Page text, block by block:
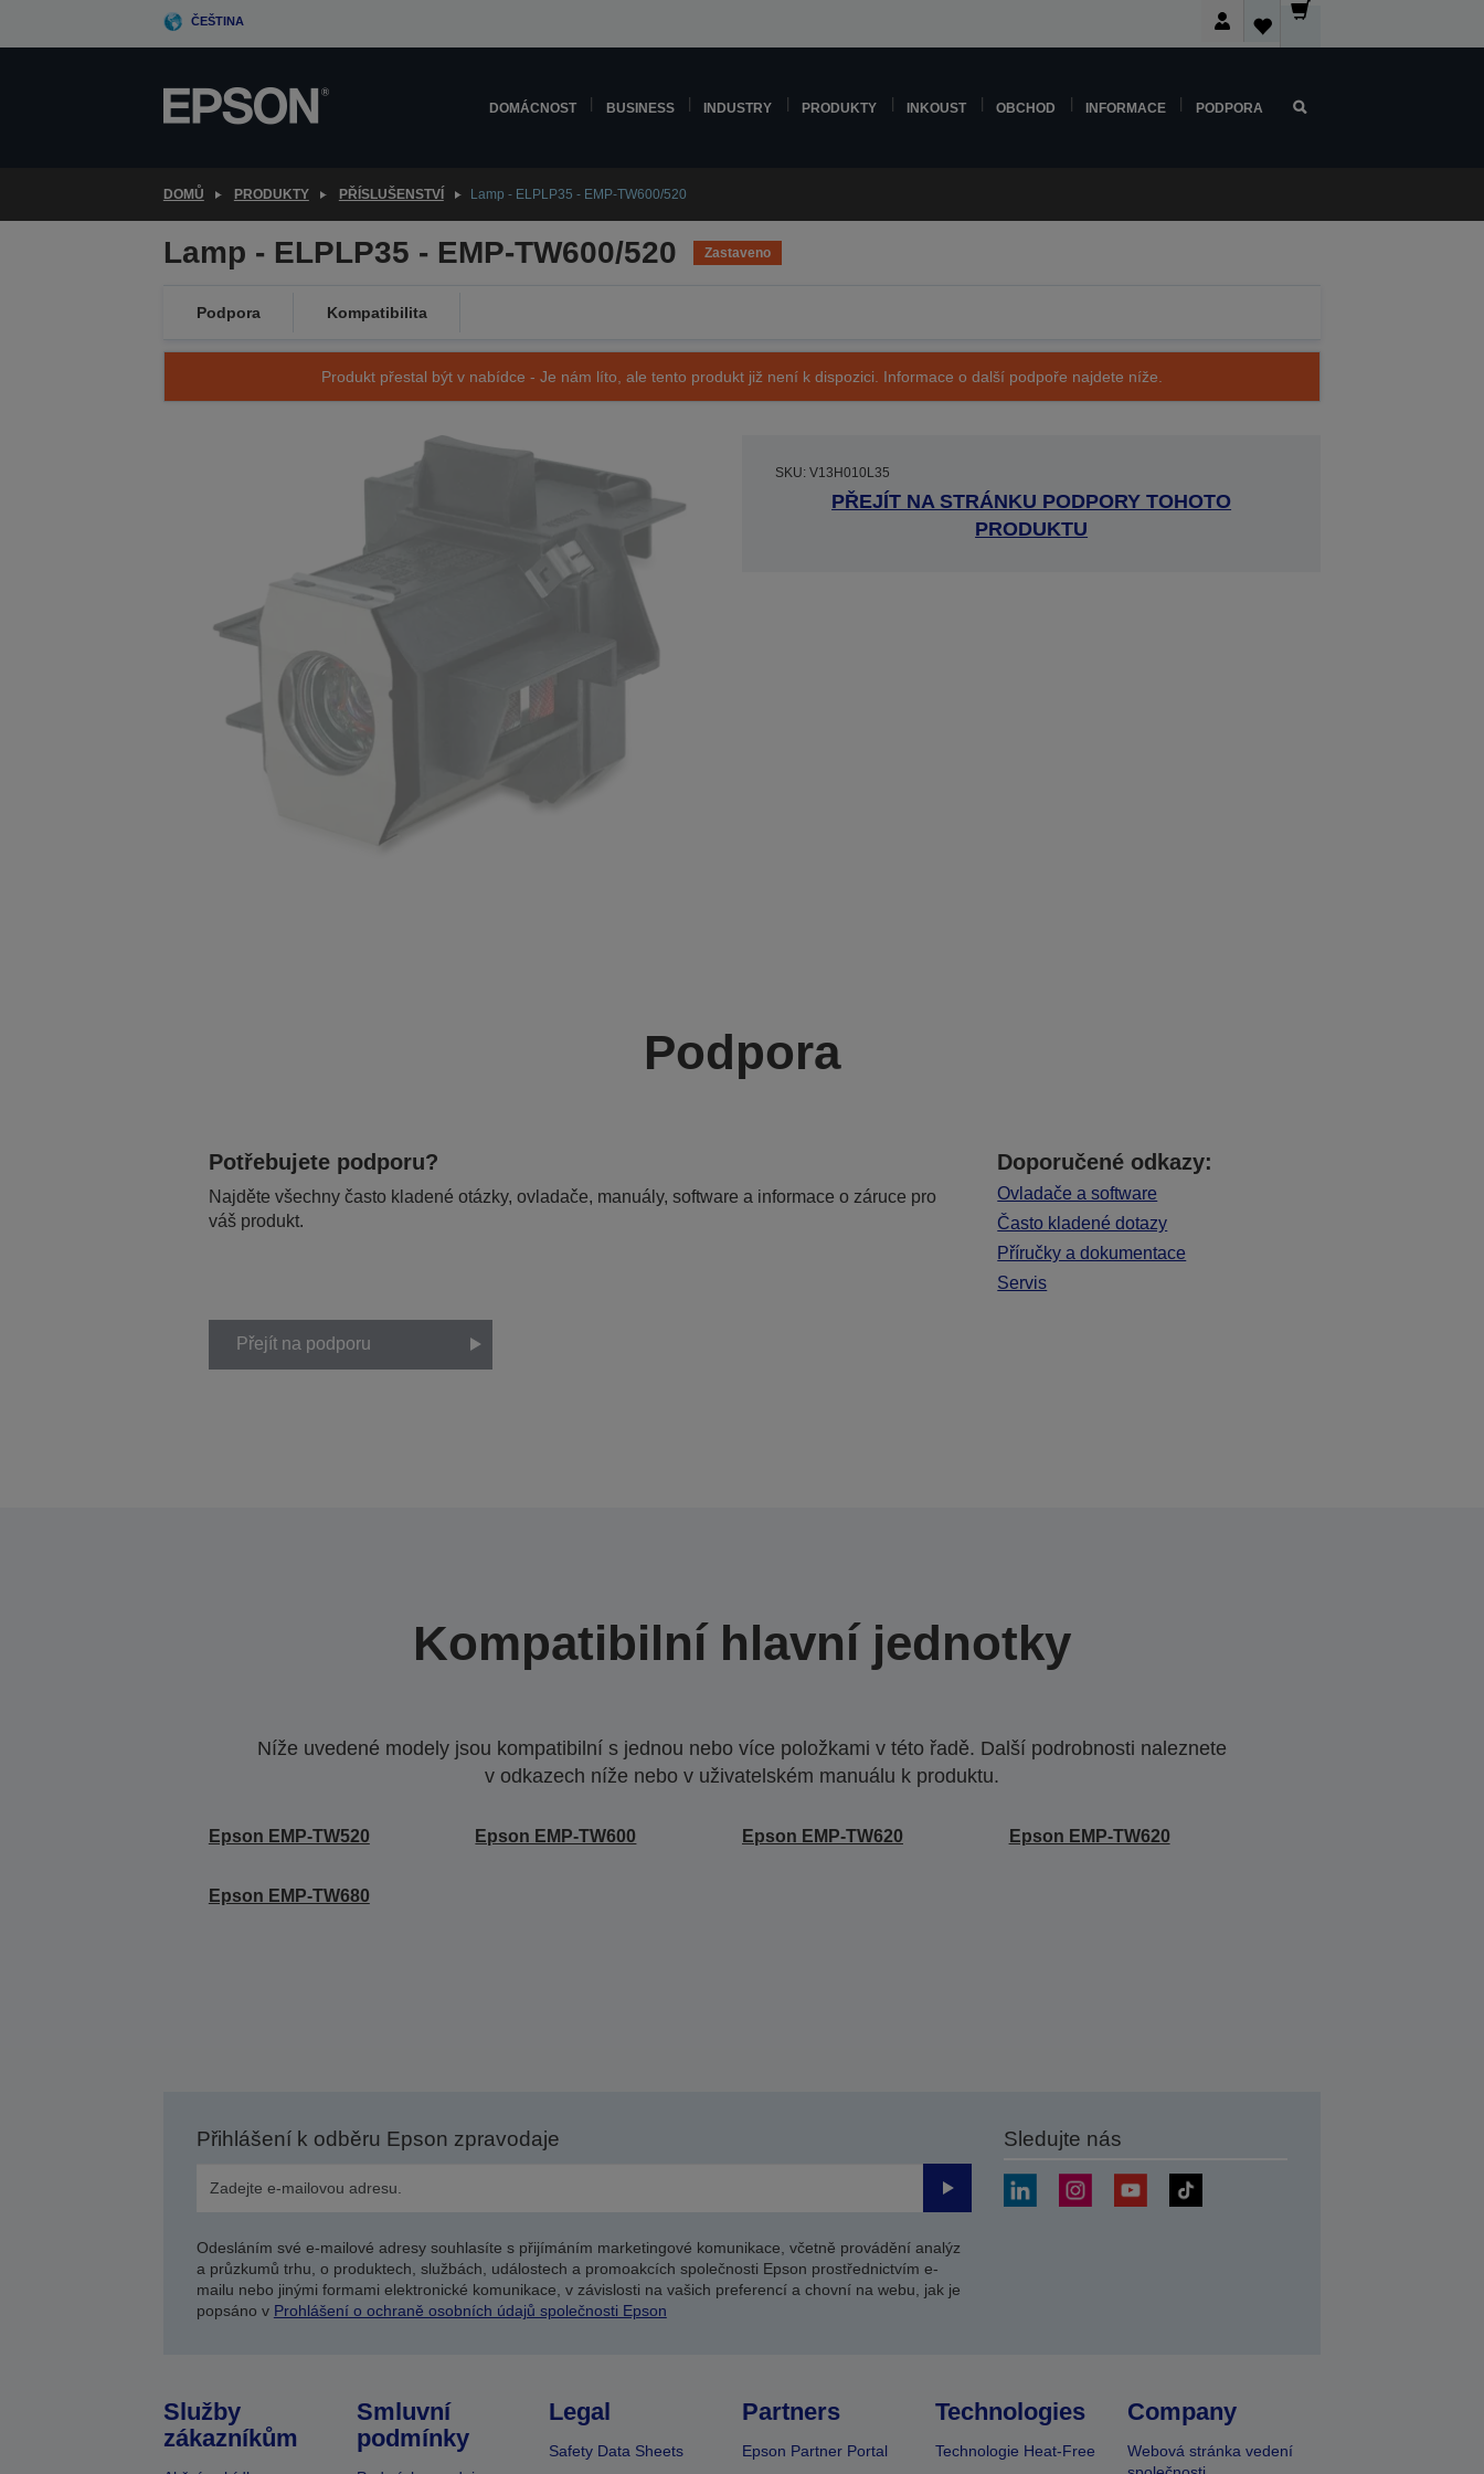
ČEŠTINA
DOMÁCNOST BUSINESS INDUSTRY PRODUKTY INKOUST OBCHOD INFORMACE PODPORA
DOMŮ PRODUKTY PŘÍSLUŠENSTVÍ Lamp - ELPLP35 - EMP-TW600/520
Lamp - ELPLP35 - EMP-TW600/520 Zastaveno
Podpora Kompatibilita
Produkt přestal být v nabídce - Je nám líto, ale tento produkt již není k dispozici. Informace o další podpoře najdete níže.
SKU: V13H010L35
PŘEJÍT NA STRÁNKU PODPORY TOHOTO
PRODUKTU
Podpora
Potřebujete podporu?
Najděte všechny často kladené otázky, ovladače, manuály, software a informace o záruce pro
váš produkt.
Doporučené odkazy:
Ovladače a software
Často kladené dotazy
Příručky a dokumentace
Servis
Přejít na podporu
Kompatibilní hlavní jednotky
Níže uvedené modely jsou kompatibilní s jednou nebo více položkami v této řadě. Další podrobnosti naleznete
v odkazech níže nebo v uživatelském manuálu k produktu.
Epson EMP-TW520 Epson EMP-TW600 Epson EMP-TW620 Epson EMP-TW620
Epson EMP-TW680
Přihlášení k odběru Epson zpravodaje
Odeslat
Odesláním své e-mailové adresy souhlasíte s přijímáním marketingové komunikace, včetně provádění analýz
a průzkumů trhu, o produktech, službách, událostech a promoakcích společnosti Epson prostřednictvím e-
mailu nebo jinými formami elektronické komunikace, v závislosti na vašich preferencí a chovní na webu, jak je
popsáno v Prohlášení o ochraně osobních údajů společnosti Epson
Sledujte nás
Služby
zákazníkům
Smluvní
podmínky
Legal
Safety Data Sheets
Partners
Epson Partner Portal
Technologies
Technologie Heat-Free
Company
Webová stránka vedení